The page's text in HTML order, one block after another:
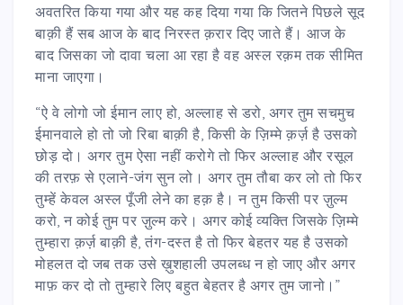
अवतरित किया गया और यह कह दिया गया कि जितने पिछले सूद
बाक़ी हैं सब आज के बाद निरस्त क़रार दिए जाते हैं। आज के
बाद जिसका जो दावा चला आ रहा है वह अस्ल रक़म तक सीमित
माना जाएगा।
“ऐ वे लोगो जो ईमान लाए हो, अल्लाह से डरो, अगर तुम सचमुच
ईमानवाले हो तो जो रिबा बाक़ी है, किसी के ज़िम्मे क़र्ज़ है उसको
छोड़ दो। अगर तुम ऐसा नहीं करोगे तो फिर अल्लाह और रसूल
की तरफ़ से एलाने-जंग सुन लो। अगर तुम तौबा कर लो तो फिर
तुम्हें केवल अस्ल पूँजी लेने का हक़ है। न तुम किसी पर ज़ुल्म
करो, न कोई तुम पर ज़ुल्म करे। अगर कोई व्यक्ति जिसके ज़िम्मे
तुम्हारा क़र्ज़ बाक़ी है, तंग-दस्त है तो फिर बेहतर यह है उसको
मोहलत दो जब तक उसे ख़ुशहाली उपलब्ध न हो जाए और अगर
माफ़ कर दो तो तुम्हारे लिए बहुत बेहतर है अगर तुम जानो।”